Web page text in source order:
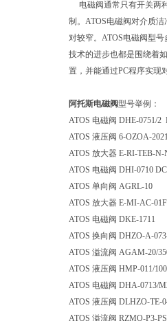
电磁阀通常只有开关两
制。ATOS电磁阀对介质
对较窄。ATOS电磁阀型
技术的进步也都是围绕着
置，并能通过PC程序实现
阿托斯电磁阀型号举例：
ATOS 电磁阀 DHE-0751/2
ATOS 液压阀 6-OZOA-
ATOS 放大器 E-RI-TEB-N-
ATOS 电磁阀 DHI-0710
ATOS 单向阀 AGRL-10
ATOS 放大器 E-MI-AC-
ATOS 电磁阀 DKE-1711
ATOS 换向阀 DHZO-A-
ATOS 溢流阀 AGAM-20/
ATOS 液压阀 HMP-011/
ATOS 电磁阀 DHA-0713/
ATOS 液压阀 DLHZO-TE-
ATOS 溢流阀 RZMO-P3-